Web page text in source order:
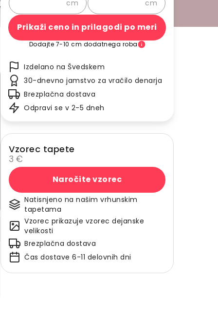
cm cm
Prikaži ceno in prilagodi po meri
Dodajte 7-10 cm dodatnega roba
Izdelano na Švedskem
30-dnevno jamstvo za vračilo denarja
Brezplačna dostava
Odpravi se v 2-5 dneh
Vzorec tapete
3 €
Naročite vzorec
Natisnjeno na našim vrhunskim
tapetama
Vzorec prikazuje vzorec dejanske
velikosti
Brezplačna dostava
Čas dostave 6-11 delovnih dni